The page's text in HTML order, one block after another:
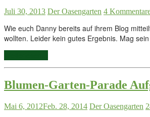
Juli 30, 2013 Der Oasengarten 4
Wie euch Danny bereits auf ihrem Blog
wollten. Leider kein gutes Ergebnis. Mag
Blumen-Garten-Parade
Mai 6, 2012Feb. 28, 2014 Der Oasengarten